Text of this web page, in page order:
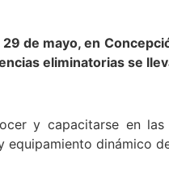
de mayo, en
eliminatorias se
y capacitarse en
dinámico